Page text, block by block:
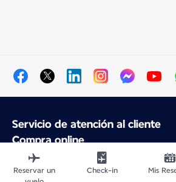
Servicio de atención al cliente
Compra online
Programa de fidelidad y socios
Acerca de Air France
Reservar un
Check-in Mis